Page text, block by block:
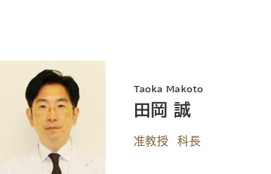
田岡 誠
Taoka Makoto
准教授 科長